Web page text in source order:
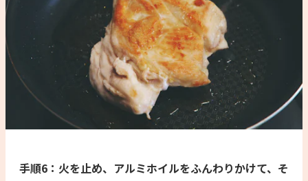
手順6：火を止め、アルミホイルをふんわりかけて、そ